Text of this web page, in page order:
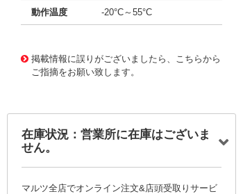
動作温度 -20°C～55°C
掲載情報に誤りがございましたら、こちらから
ご指摘をお願い致します。
在庫状況：営業所に在庫はございま
せん。
マルツ全店でオンライン注文&店頭受取りサービ